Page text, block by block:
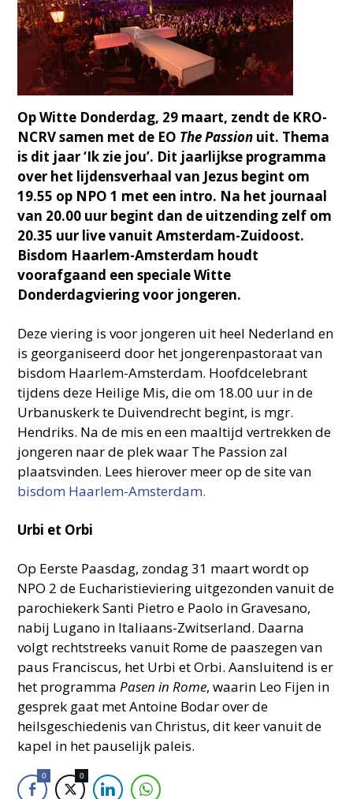
Op Witte Donderdag, 29 maart, zendt de KRO-
NCRV samen met de EO The Passion uit. Thema
is dit jaar ‘Ik zie jou’. Dit jaarlijkse programma
over het lijdensverhaal van Jezus begint om
19.55 op NPO 1 met een intro. Na het journaal
van 20.00 uur begint dan de uitzending zelf om
20.35 uur live vanuit Amsterdam-Zuidoost.
Bisdom Haarlem-Amsterdam houdt
voorafgaand een speciale Witte
Donderdagviering voor jongeren.
Deze viering is voor jongeren uit heel Nederland en
is georganiseerd door het jongerenpastoraat van
bisdom Haarlem-Amsterdam. Hoofdcelebrant
tijdens deze Heilige Mis, die om 18.00 uur in de
Urbanuskerk te Duivendrecht begint, is mgr.
Hendriks. Na de mis en een maaltijd vertrekken de
jongeren naar de plek waar The Passion zal
plaatsvinden. Lees hierover meer op de site van
bisdom Haarlem-Amsterdam.
Urbi et Orbi
Op Eerste Paasdag, zondag 31 maart wordt op
NPO 2 de Eucharistieviering uitgezonden vanuit de
parochiekerk Santi Pietro e Paolo in Gravesano,
nabij Lugano in Italiaans-Zwitserland. Daarna
volgt rechtstreeks vanuit Rome de paaszegen van
paus Franciscus, het Urbi et Orbi. Aansluitend is er
het programmaPasen in Rome, waarin Leo Fijen in
gesprek gaat met Antoine Bodar over de
heilsgeschiedenis van Christus, dit keer vanuit de
kapel in het pauselijk paleis.
0 0